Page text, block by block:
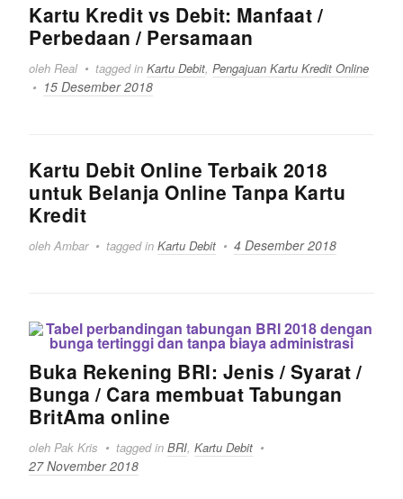
Kartu Kredit vs Debit: Manfaat /
Perbedaan / Persamaan
oleh Real tagged in Kartu Debit, Pengajuan Kartu Kredit Online
15 Desember 2018
Kartu Debit Online Terbaik 2018
untuk Belanja Online Tanpa Kartu
Kredit
oleh Ambar tagged in Kartu Debit 4 Desember 2018
Buka Rekening BRI: Jenis / Syarat /
Bunga / Cara membuat Tabungan
BritAma online
oleh Pak Kris tagged in BRI, Kartu Debit
27 November 2018